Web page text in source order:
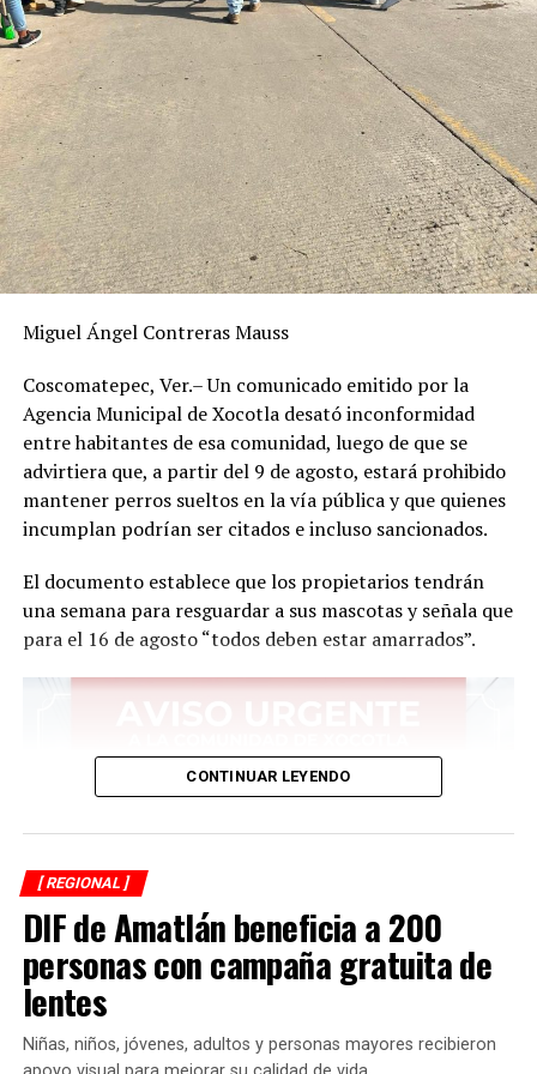
Miguel Ángel Contreras Mauss
Coscomatepec, Ver.– Un comunicado emitido por la
Agencia Municipal de Xocotla desató inconformidad
entre habitantes de esa comunidad, luego de que se
advirtiera que, a partir del 9 de agosto, estará prohibido
mantener perros sueltos en la vía pública y que quienes
incumplan podrían ser citados e incluso sancionados.
El documento establece que los propietarios tendrán
una semana para resguardar a sus mascotas y señala que
para el 16 de agosto “todos deben estar amarrados”.
CONTINUAR LEYENDO
[ REGIONAL ]
DIF de Amatlán beneficia a 200
personas con campaña gratuita de
lentes
Niñas, niños, jóvenes, adultos y personas mayores recibieron